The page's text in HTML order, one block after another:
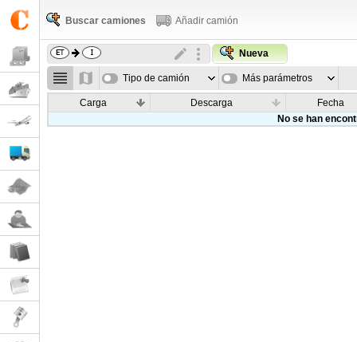
Buscar camiones Añadir camión
Nueva
Tipo de camión Más parámetros
Carga Descarga
Fecha
No se han